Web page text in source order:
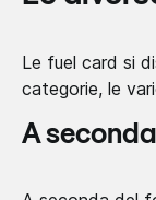
Le fuel card si
categorie, le
A